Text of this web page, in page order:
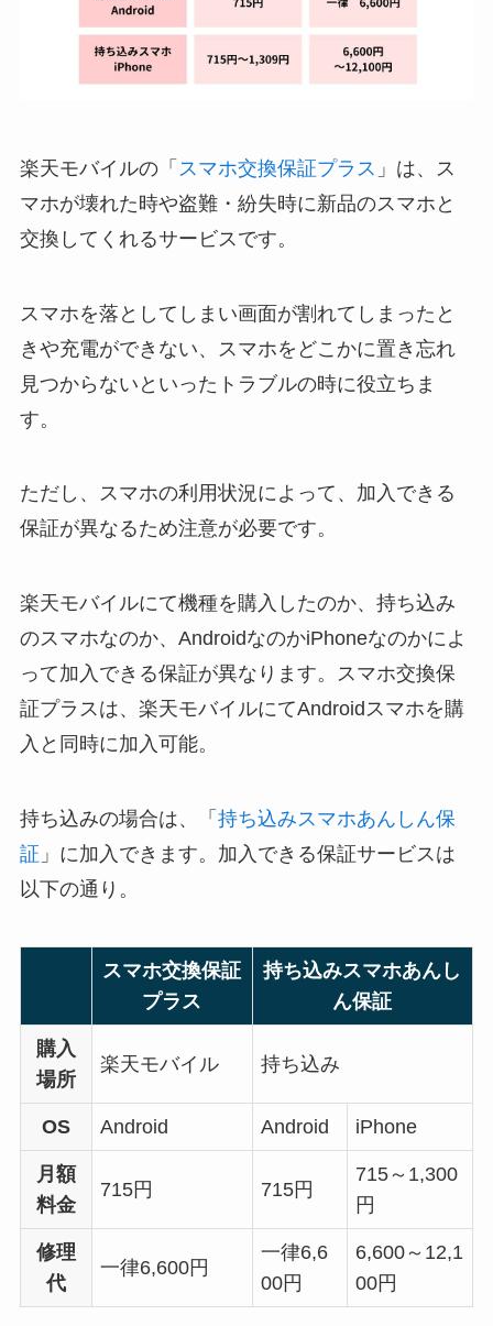
楽天モバイルの「 スマホ交換保証プラス 」は、ス
マホが壊れた時や盗難・紛失時に新品のスマホと
交換してくれるサービスです。
スマホを落としてしまい画面が割れてしまったと
きや充電ができない、スマホをどこかに置き忘れ
見つからないといったトラブルの時に役立ちま
す。
ただし、スマホの利用状況によって、加入できる
保証が異なるため注意が必要です。
楽天モバイルにて機種を購入したのか、持ち込み
のスマホなのか、AndroidなのかiPhoneなのかによ
って加入できる保証が異なります。スマホ交換保
証プラスは、楽天モバイルにてAndroidスマホを購
入と同時に加入可能。
持ち込みの場合は、「 持ち込みスマホあんしん保
証 」に加入できます。加入できる保証サービスは
以下の通り。
スマホ交換保証
プラス
持ち込みスマホあんし
ん保証
購入
場所
楽天モバイル 持ち込み
OS Android Android iPhone
月額
料金
715円 715円
715～1,300
円
修理
代
一律6,600円
一律6,6
00円
6,600～12,1
00円